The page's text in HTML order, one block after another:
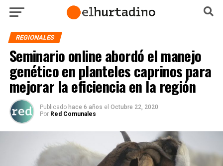
REGIONALES
Seminario online abordó el manejo
genético en planteles caprinos para
mejorar la eficiencia en la región
Publicado hace 6 años el Octubre 22, 2020
Por Red Comunales